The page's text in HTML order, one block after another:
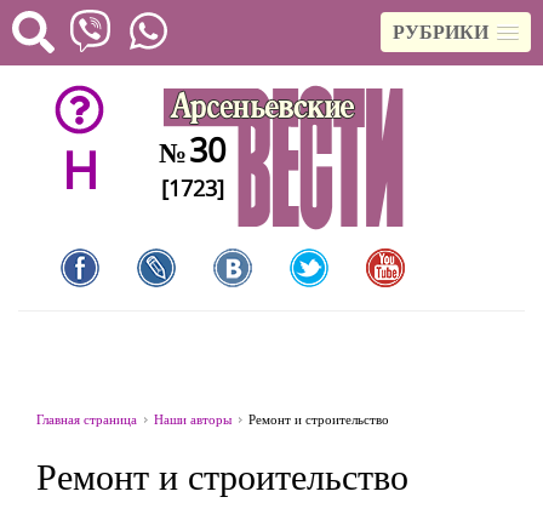
РУБРИКИ
H №30
[1723]
Главная страница Наши авторы Ремонт и строительство
Ремонт и строительство